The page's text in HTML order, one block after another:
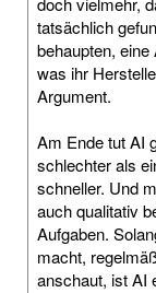
tatsächlich
behaupten,
was ihr
Argument.
Am Ende tut AI
schlechter als
schneller. Und
auch qualitativ
Aufgaben.
macht,
anschaut, ist AI